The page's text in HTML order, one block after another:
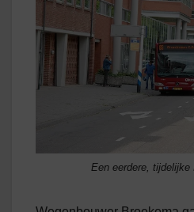
Een eerdere, tijdelijke